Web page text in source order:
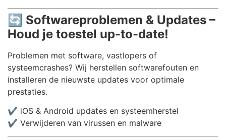
🔄 Softwareproblemen & Updates –
Houd je toestel up-to-date!
Problemen met software, vastlopers of
systeemcrashes? Wij herstellen softwarefouten en
installeren de nieuwste updates voor optimale
prestaties.
✔️ iOS & Android updates en systeemherstel
✔️ Verwijderen van virussen en malware